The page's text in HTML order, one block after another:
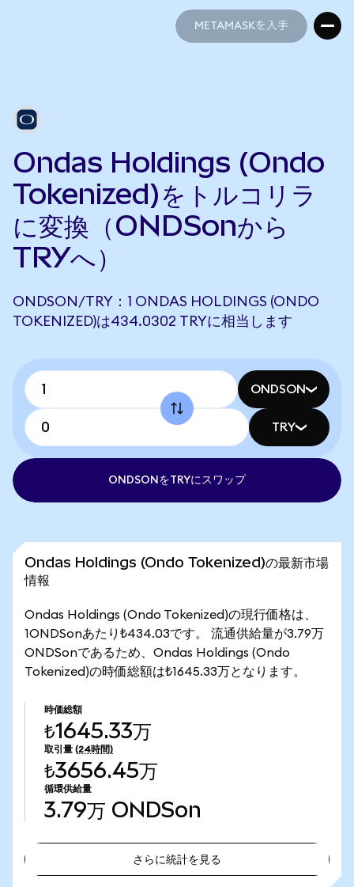
METAMASKを入手
Ondas Holdings (Ondo
Tokenized)をトルコリラ
に変換（ONDSonから
TRYへ）
ONDSON/TRY：1 ONDAS HOLDINGS (ONDO
TOKENIZED)は434.0302 TRYに相当します
ONDSON
TRY
ONDSONをTRYにスワップ
Ondas Holdings (Ondo Tokenized)の最新市場
情報
Ondas Holdings (Ondo Tokenized)の現行価格は、
1ONDSonあたり₺434.03です。 流通供給量が3.79万
ONDSonであるため、Ondas Holdings (Ondo
Tokenized)の時価総額は₺1645.33万となります。
時価総額
₺1645.33万
取引量 (24時間)
₺3656.45万
循環供給量
3.79万 ONDSon
さらに統計を見る